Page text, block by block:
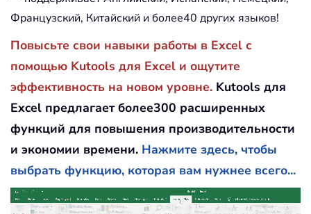
Французский, Китайский и более40 других языков!
Повысьте свои навыки работы в Excel с
помощью Kutools для Excel и ощутите
эффективность на новом уровне. Kutools для
Excel предлагает более300 расширенных
функций для повышения производительности
и экономии времени. Нажмите здесь, чтобы
выбрать функцию, которая вам нужнее всего...